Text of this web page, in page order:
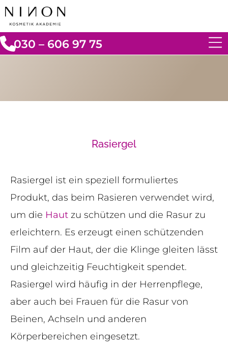
030 – 606 97 75
Rasiergel
Rasiergel ist ein speziell formuliertes
Produkt, das beim Rasieren verwendet wird,
um die Haut zu schützen und die Rasur zu
erleichtern. Es erzeugt einen schützenden
Film auf der Haut, der die Klinge gleiten lässt
und gleichzeitig Feuchtigkeit spendet.
Rasiergel wird häufig in der Herrenpflege,
aber auch bei Frauen für die Rasur von
Beinen, Achseln und anderen
Körperbereichen eingesetzt.